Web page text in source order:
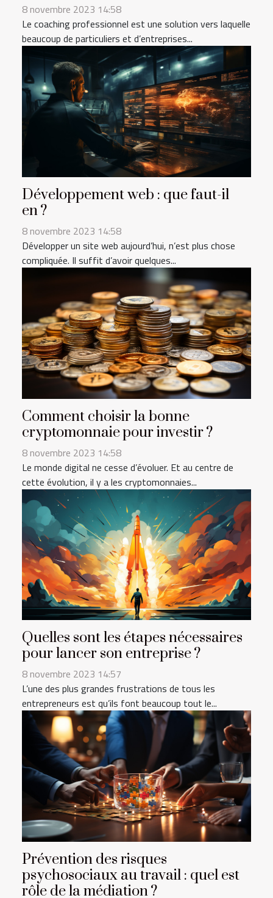
8 novembre 2023 14:58
Le coaching professionnel est une solution vers laquelle
beaucoup de particuliers et d’entreprises...
Développement web : que faut-il
en ?
8 novembre 2023 14:58
Développer un site web aujourd’hui, n’est plus chose
compliquée. Il suffit d’avoir quelques...
Comment choisir la bonne
cryptomonnaie pour investir ?
8 novembre 2023 14:58
Le monde digital ne cesse d’évoluer. Et au centre de
cette évolution, il y a les cryptomonnaies...
Quelles sont les étapes nécessaires
pour lancer son entreprise ?
8 novembre 2023 14:57
L’une des plus grandes frustrations de tous les
entrepreneurs est qu’ils font beaucoup tout le...
Prévention des risques
psychosociaux au travail : quel est
rôle de la médiation ?